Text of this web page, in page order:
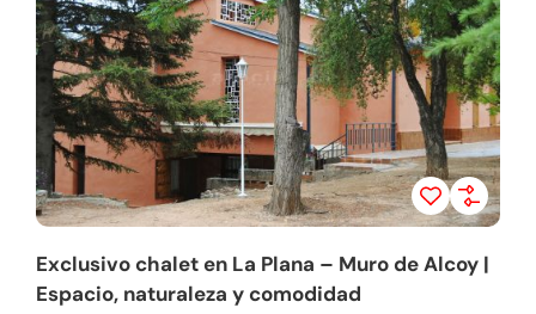
Exclusivo chalet en La Plana – Muro de Alcoy |
Espacio, naturaleza y comodidad